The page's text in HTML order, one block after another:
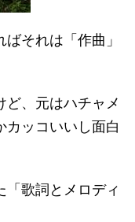
それは「作曲」
ど、元はハチャメ
カッコいいし面白
「歌詞とメロディ